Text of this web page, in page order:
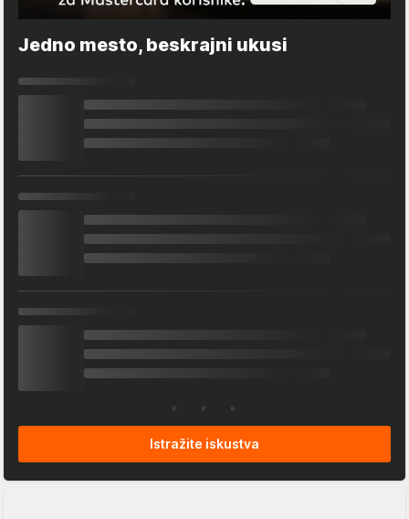
Jedno mesto, beskrajni ukusi
Istražite iskustva